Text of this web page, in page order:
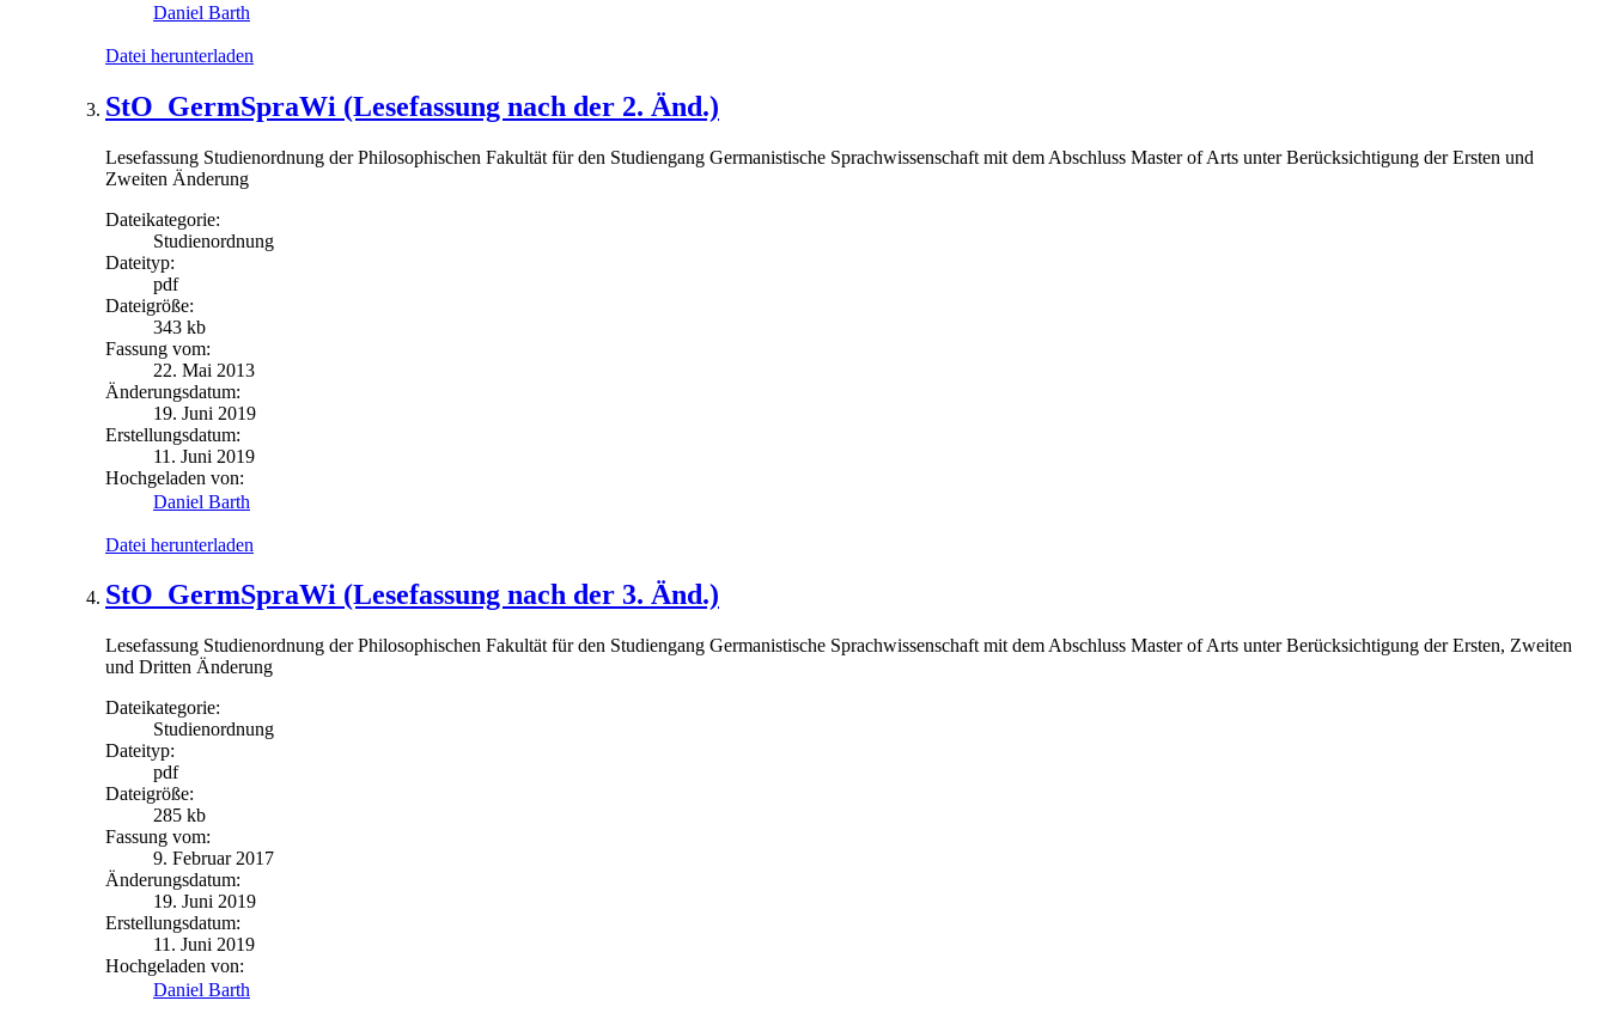
Daniel Barth
Datei herunterladen
StO_GermSpraWi (Lesefassung nach der 2. Änd.)
Lesefassung Studienordnung der Philosophischen Fakultät für den Studiengang Germanistische Sprachwissenschaft mit dem Abschluss Master of Arts unter Berücksichtigung der Ersten und
Zweiten Änderung
Dateikategorie:
Studienordnung
Dateityp:
pdf
Dateigröße:
343 kb
Fassung vom:
22. Mai 2013
Änderungsdatum:
19. Juni 2019
Erstellungsdatum:
11. Juni 2019
Hochgeladen von:
Daniel Barth
Datei herunterladen
StO_GermSpraWi (Lesefassung nach der 3. Änd.)
Lesefassung Studienordnung der Philosophischen Fakultät für den Studiengang Germanistische Sprachwissenschaft mit dem Abschluss Master of Arts unter Berücksichtigung der Ersten, Zweiten
und Dritten Änderung
Dateikategorie:
Studienordnung
Dateityp:
pdf
Dateigröße:
285 kb
Fassung vom:
9. Februar 2017
Änderungsdatum:
19. Juni 2019
Erstellungsdatum:
11. Juni 2019
Hochgeladen von:
Daniel Barth